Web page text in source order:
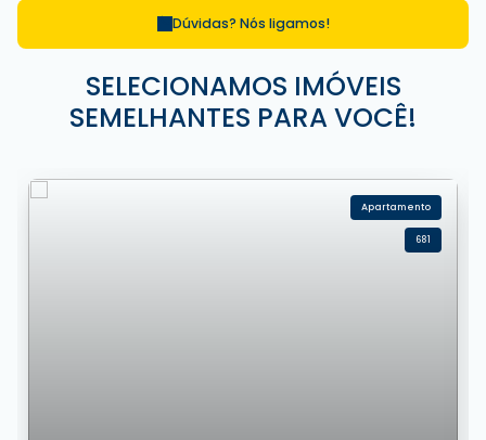
Dúvidas? Nós ligamos!
SELECIONAMOS IMÓVEIS
SEMELHANTES PARA VOCÊ!
Apartamento
681